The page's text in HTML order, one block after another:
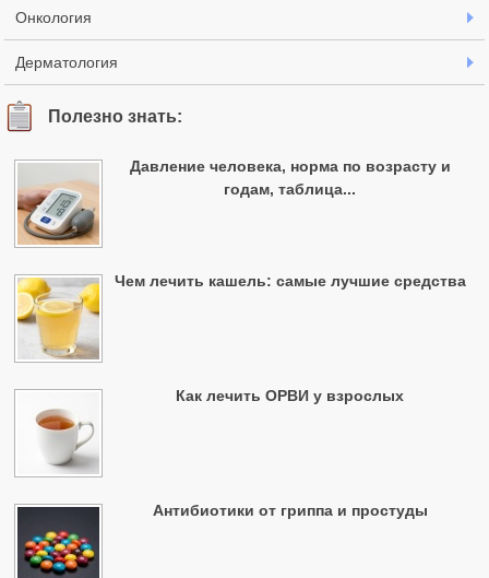
Онкология
Дерматология
Полезно знать:
Давление человека, норма по возрасту и
годам, таблица...
Чем лечить кашель: самые лучшие средства
Как лечить ОРВИ у взрослых
Антибиотики от гриппа и простуды